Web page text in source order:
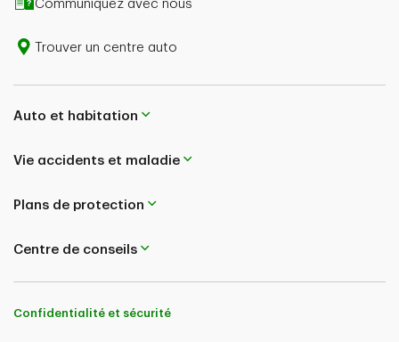
Communiquez avec nous
Trouver un centre auto
Auto et habitation
Vie accidents et maladie
Plans de protection
Centre de conseils
Confidentialité et sécurité